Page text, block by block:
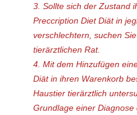
3. Sollte sich der Zustand
Preccription Diet Diät in
verschlechtern, suchen
tierärztlichen Rat.
4. Mit dem Hinzufügen
Diät in ihren Warenkorb
Haustier tierärztlich
Grundlage einer Diagnose